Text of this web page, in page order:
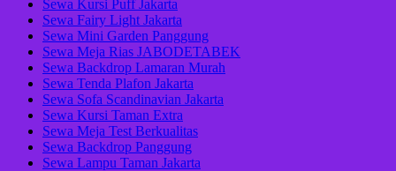
Sewa Kursi Puff Jakarta
Sewa Fairy Light Jakarta
Sewa Mini Garden Panggung
Sewa Meja Rias JABODETABEK
Sewa Backdrop Lamaran Murah
Sewa Tenda Plafon Jakarta
Sewa Sofa Scandinavian Jakarta
Sewa Kursi Taman Extra
Sewa Meja Test Berkualitas
Sewa Backdrop Panggung
Sewa Lampu Taman Jakarta